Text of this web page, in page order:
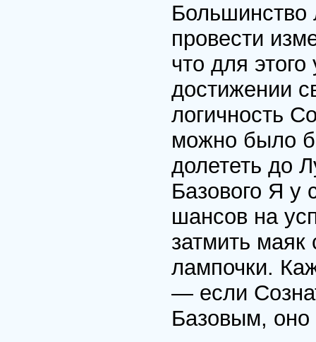
Большинство
провести
что для
достижении
логичность
можно было
долететь до
Базового Я у
шансов на
затмить
лампочки.
— если
Базовым, оно